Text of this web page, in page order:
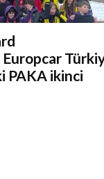
Europcar
PAKA ikinci